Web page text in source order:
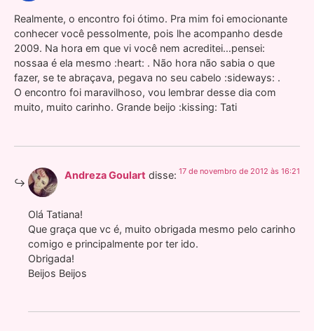
Realmente, o encontro foi ótimo. Pra mim foi emocionante
conhecer você pessolmente, pois lhe acompanho desde
2009. Na hora em que vi você nem acreditei…pensei:
nossaa é ela mesmo :heart: . Não hora não sabia o que
fazer, se te abraçava, pegava no seu cabelo :sideways: .
O encontro foi maravilhoso, vou lembrar desse dia com
muito, muito carinho. Grande beijo :kissing: Tati
Andreza Goulart disse: 17 de novembro de 2012 às 16:21
Olá Tatiana!
Que graça que vc é, muito obrigada mesmo pelo carinho
comigo e principalmente por ter ido.
Obrigada!
Beijos Beijos